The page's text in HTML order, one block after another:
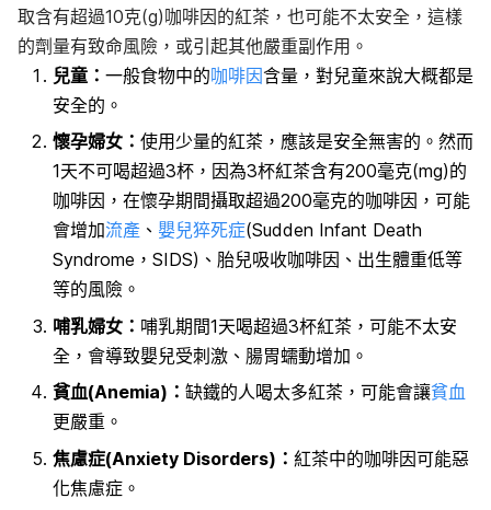
取含有超過10克(g)咖啡因的紅茶，也可能不太安全，這樣
的劑量有致命風險，或引起其他嚴重副作用。
兒童： 一般食物中的咖啡因含量，對兒童來說大概都是
安全的。
懷孕婦女： 使用少量的紅茶，應該是安全無害的。然而
1天不可喝超過3杯，因為3杯紅茶含有200毫克(mg)的
咖啡因，在懷孕期間攝取超過200毫克的咖啡因，可能
會增加流產 、 嬰兒猝死症(Sudden Infant Death
Syndrome，SIDS)、胎兒吸收咖啡因、出生體重低等
等的風險。
哺乳婦女： 哺乳期間1天喝超過3杯紅茶，可能不太安
全，會導致嬰兒受刺激、腸胃蠕動增加。
貧血(Anemia)： 缺鐵的人喝太多紅茶，可能會讓貧血
更嚴重。
焦慮症(Anxiety Disorders)： 紅茶中的咖啡因可能惡
化焦慮症。